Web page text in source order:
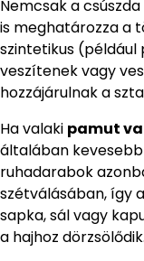
Nemcsak a
is meghatározza a
szintetikus (például
veszítenek vagy
hozzájárulnak a
Ha valaki pamut
általában
ruhadarabok
szétválásában, így
sapka, sál vagy
a hajhoz dörzsölődik.